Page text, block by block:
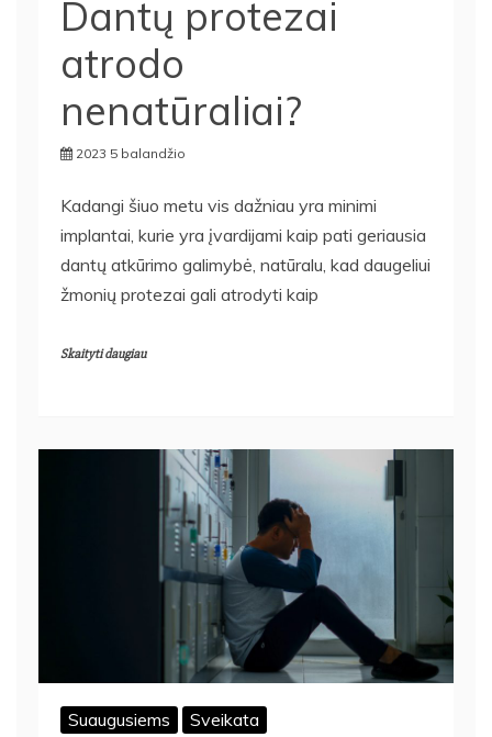
Dantų protezai
atrodo
nenatūraliai?
2023 5 balandžio
Kadangi šiuo metu vis dažniau yra minimi
implantai, kurie yra įvardijami kaip pati geriausia
dantų atkūrimo galimybė, natūralu, kad daugeliui
žmonių protezai gali atrodyti kaip
Skaityti daugiau
Suaugusiems Sveikata